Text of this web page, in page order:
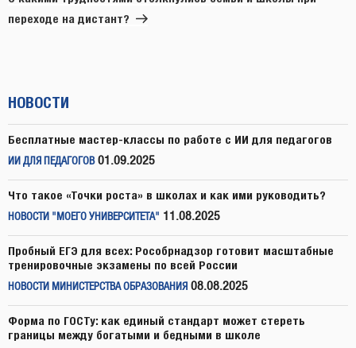
переходе на дистант?
НОВОСТИ
Бесплатные мастер-классы по работе с ИИ для педагогов
ИИ ДЛЯ ПЕДАГОГОВ 01.09.2025
Что такое «Точки роста» в школах и как ими руководить?
НОВОСТИ "МОЕГО УНИВЕРСИТЕТА" 11.08.2025
Пробный ЕГЭ для всех: Рособрнадзор готовит масштабные
тренировочные экзамены по всей России
НОВОСТИ МИНИСТЕРСТВА ОБРАЗОВАНИЯ 08.08.2025
Форма по ГОСТу: как единый стандарт может стереть
границы между богатыми и бедными в школе